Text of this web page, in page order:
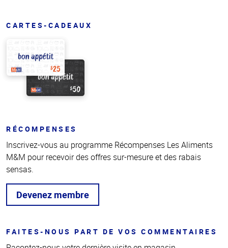
CARTES-CADEAUX
RÉCOMPENSES
Inscrivez-vous au programme Récompenses Les Aliments
M&M pour recevoir des offres sur-mesure et des rabais
sensas.
Devenez membre
FAITES-NOUS PART DE VOS COMMENTAIRES